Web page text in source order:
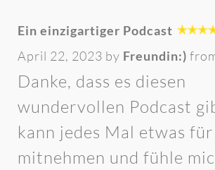
Ein einzigartiger Podcast
April 22, 2023 by Freundin:)
Danke, dass es diesen
wundervollen Podcast
kann jedes Mal etwas
mitnehmen und fühle